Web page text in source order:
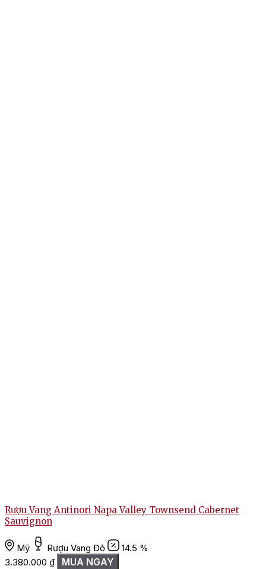
Rượu Vang Antinori Napa Valley Townsend Cabernet
Sauvignon
Mỹ Rượu Vang Đỏ
14.5 %
3.380.000 ₫ MUA NGAY